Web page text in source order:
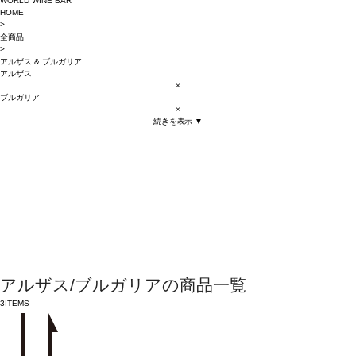
HOME
>
全商品
>
アルザス & ブルガリア
アルザス
×
ブルガリア
×
続きを表示 ▼
アルザス/ブルガリアの商品一覧
3ITEMS